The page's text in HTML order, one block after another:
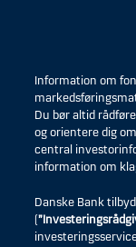
Information om
Du bør altid
og orientere dig
central
information om
Danske Bank
(